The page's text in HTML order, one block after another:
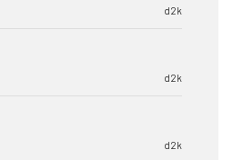
d2k
d2k
d2k